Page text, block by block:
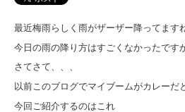
最近梅雨らしく雨がザーザー降ってます
今日の雨の降り方はすごくなかったです
さてさて、、、
以前このブログでマイブームがカレーだ
今回ご紹介するのはこれ